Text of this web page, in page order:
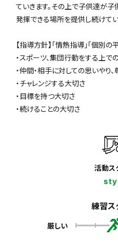
ていきます。その上で子供達が子
発揮できる場所を提供し続けてい
【指導方針】「情熱指導」「個別の
・スポーツ、集団行動をする上で
・仲間・相手に対しての思いやり、
・チャレンジする大切さ
・目標を持つ大切さ
・続けることの大切さ
活動ス
練習ス
厳しい